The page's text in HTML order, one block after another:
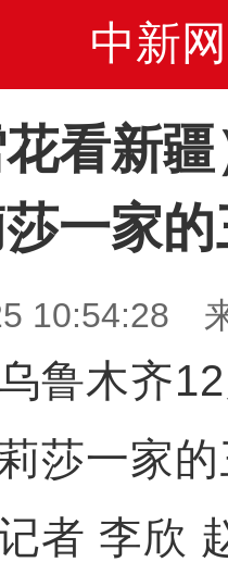
中新网
花看新
一家
10:54:28
木齐12
莎一家
李欣